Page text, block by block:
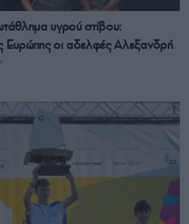
υγρού στίβου:
Ευρώπης οι αδελφές Αλεξανδρή